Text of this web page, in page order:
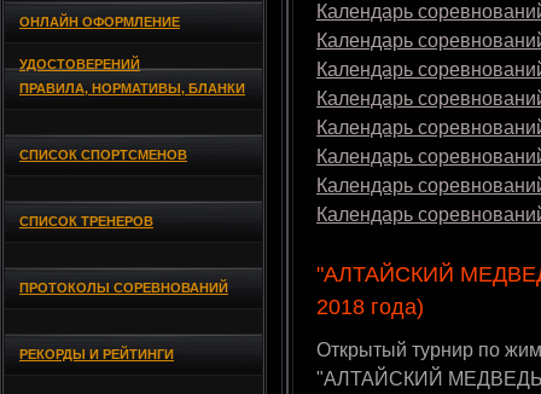
ОНЛАЙН ОФОРМЛЕНИЕ
УДОСТОВЕРЕНИЙ
ПРАВИЛА, НОРМАТИВЫ, БЛАНКИ
СПИСОК СПОРТСМЕНОВ
СПИСОК ТРЕНЕРОВ
ПРОТОКОЛЫ СОРЕВНОВАНИЙ
РЕКОРДЫ И РЕЙТИНГИ
Календарь
Календарь
Календарь
Календарь
Календарь
Календарь
Календарь
Календарь
"АЛТАЙСКИЙ
2018 года)
Открытый турнир по
"АЛТАЙСКИЙ МЕДВЕДЬ",